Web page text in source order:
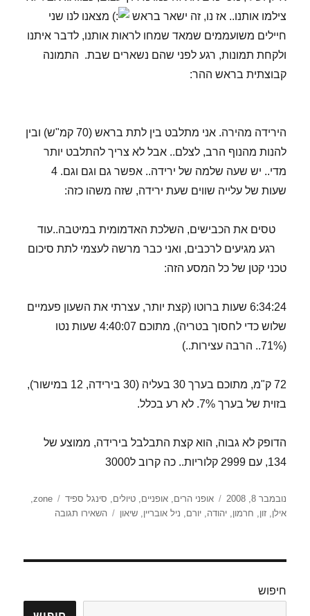
צילמו אותנו.. אז נו, זה ישאר בראש
מצאנו לנו שני
חיילים משועממים שמאד שמחו לראות אותנו, לדבר איתנו
ולקחת תמונות, רגע לפני שהם נשארים שבת. התמונה
קבוצתית בראש ההר:
הירידה מהירה. אני מתלבט בין לתת בראש (70 קמ"ש) ובין
להנות מהנוף הרב, לצלם.. אבל לא צריך להתלבט יותר
מדי.. יש שעה שלמה של ירידה.. אפשר גם וגם וגם. 4
שעות של עלייה שווים שעת ירידה, שזה משהו כזה:
טסים את הכבישים, השלכת האדמומית במיטבה..עוד
רגע מגיעים לרכבים, ואני כבר מרשה לעצמי לתת סיכום
טכני קטן של כל המסע הזה:
6:34:24 שעות ברוטו (קצת יותר, עצרתי את השעון פעמיים
שלוש כדי לחסוך בטריה), מתוכם 4:40:07 שעות נטו
(71%.. הרבה עצירות..)
72 ק"מ, מתוכם בערך 30 בעליה (30 בירידה, 12 במישור),
בזוית של בערך 7%. לא רע בכלל.
הדופק לא גבוה, הוא קצת התבלבל בירידה, ממוצע של
134, עם 2999 קלוריות.. כה קרוב ל3000
פורסם
בתאריך
נובמבר 8, 2008 קטגוריות
אופני הרים,אופניים,טיולים, סינגל ספיד תגיות
zone
,
אילן,זון, חרמון,יהודה,יורם, ניל אובריין,שיאון השאירו תגובה
חיפוש